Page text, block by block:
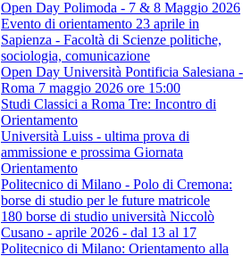
Open Day Polimoda - 7 & 8 Maggio 2026
Evento di orientamento 23 aprile in
Sapienza - Facoltà di Scienze politiche,
sociologia, comunicazione
Open Day Università Pontificia Salesiana -
Roma 7 maggio 2026 ore 15:00
Studi Classici a Roma Tre: Incontro di
Orientamento
Università Luiss - ultima prova di
ammissione e prossima Giornata
Orientamento
Politecnico di Milano - Polo di Cremona:
borse di studio per le future matricole
180 borse di studio università Niccolò
Cusano - aprile 2026 - dal 13 al 17
Politecnico di Milano: Orientamento alla